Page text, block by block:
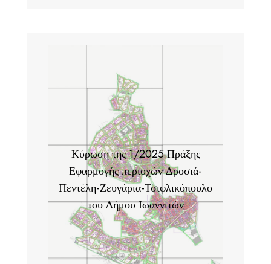
Κύρωση της 1/2025 Πράξης
Εφαρμογής περιοχών Δροσιά-
Πεντέλη-Ζευγάρια-Τσιφλικόπουλο
του Δήμου Ιωαννιτών